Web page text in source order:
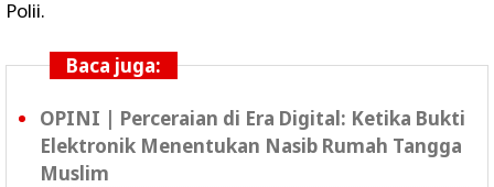
Polii.
Baca juga:
OPINI | Perceraian di Era Digital: Ketika Bukti
Elektronik Menentukan Nasib Rumah Tangga
Muslim